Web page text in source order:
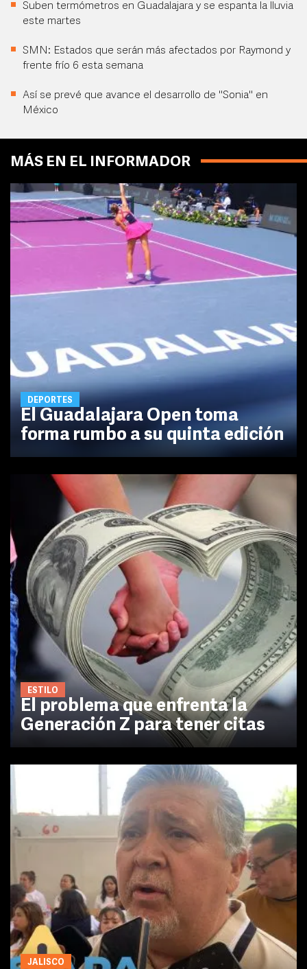
Suben termómetros en Guadalajara y se espanta la lluvia
este martes
SMN: Estados que serán más afectados por Raymond y
frente frío 6 esta semana
Así se prevé que avance el desarrollo de "Sonia" en
México
MÁS EN EL INFORMADOR
DEPORTES
El Guadalajara Open toma
forma rumbo a su quinta edición
ESTILO
El problema que enfrenta la
Generación Z para tener citas
JALISCO